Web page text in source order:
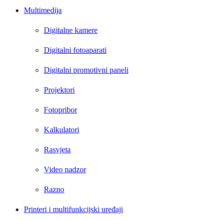
Multimedija
Digitalne kamere
Digitalni fotoaparati
Digitalni promotivni paneli
Projektori
Fotopribor
Kalkulatori
Rasvjeta
Video nadzor
Razno
Printeri i multifunkcijski uređaji